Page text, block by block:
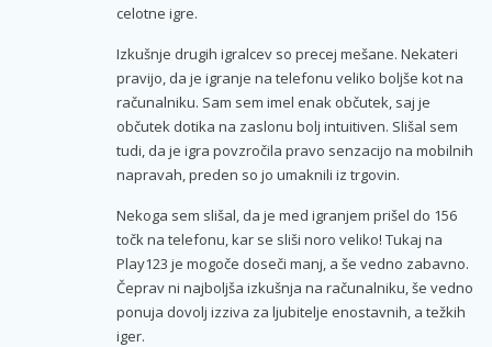
celotne igre.
Izkušnje drugih igralcev so precej mešane. Nekateri
pravijo, da je igranje na telefonu veliko boljše kot na
računalniku. Sam sem imel enak občutek, saj je
občutek dotika na zaslonu bolj intuitiven. Slišal sem
tudi, da je igra povzročila pravo senzacijo na mobilnih
napravah, preden so jo umaknili iz trgovin.
Nekoga sem slišal, da je med igranjem prišel do 156
točk na telefonu, kar se sliši noro veliko! Tukaj na
Play123 je mogoče doseči manj, a še vedno zabavno.
Čeprav ni najboljša izkušnja na računalniku, še vedno
ponuja dovolj izziva za ljubitelje enostavnih, a težkih
iger.